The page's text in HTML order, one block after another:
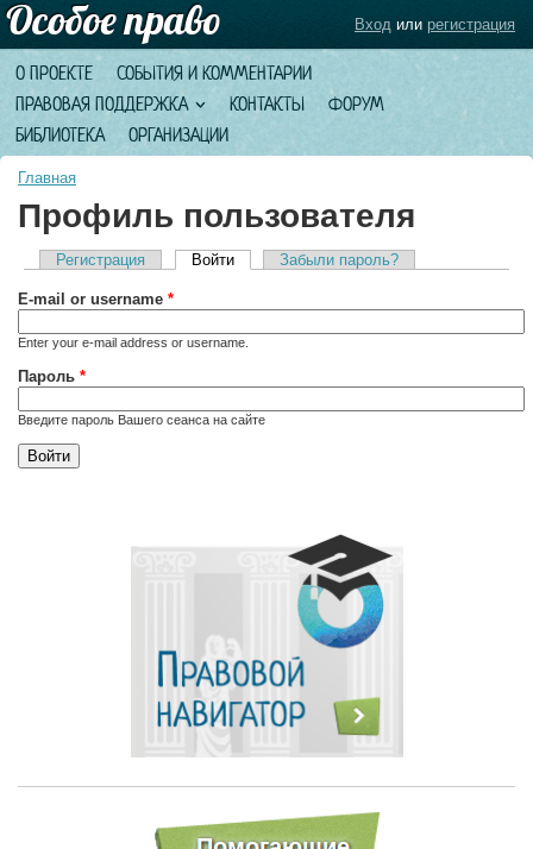
О ПРОЕКТЕ
СОБЫТИЯ И КОММЕНТАРИИ
ПРАВОВАЯ ПОДДЕРЖКА
КОНТАКТЫ
ФОРУМ
БИБЛИОТЕКА
ОРГАНИЗАЦИИ
Вход или регистрация
Главная
Профиль пользователя
Главные вкладки
Регистрация Войти(активная вкладка)
Забыли пароль?
E-mail or username *
Enter your e-mail address or username.
Пароль *
Введите пароль Вашего сеанса на сайте